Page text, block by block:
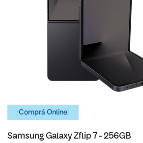
¡Comprá Online!
Samsung Galaxy Zflip 7 - 256GB